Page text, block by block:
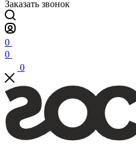
Заказать звонок
0
0
0